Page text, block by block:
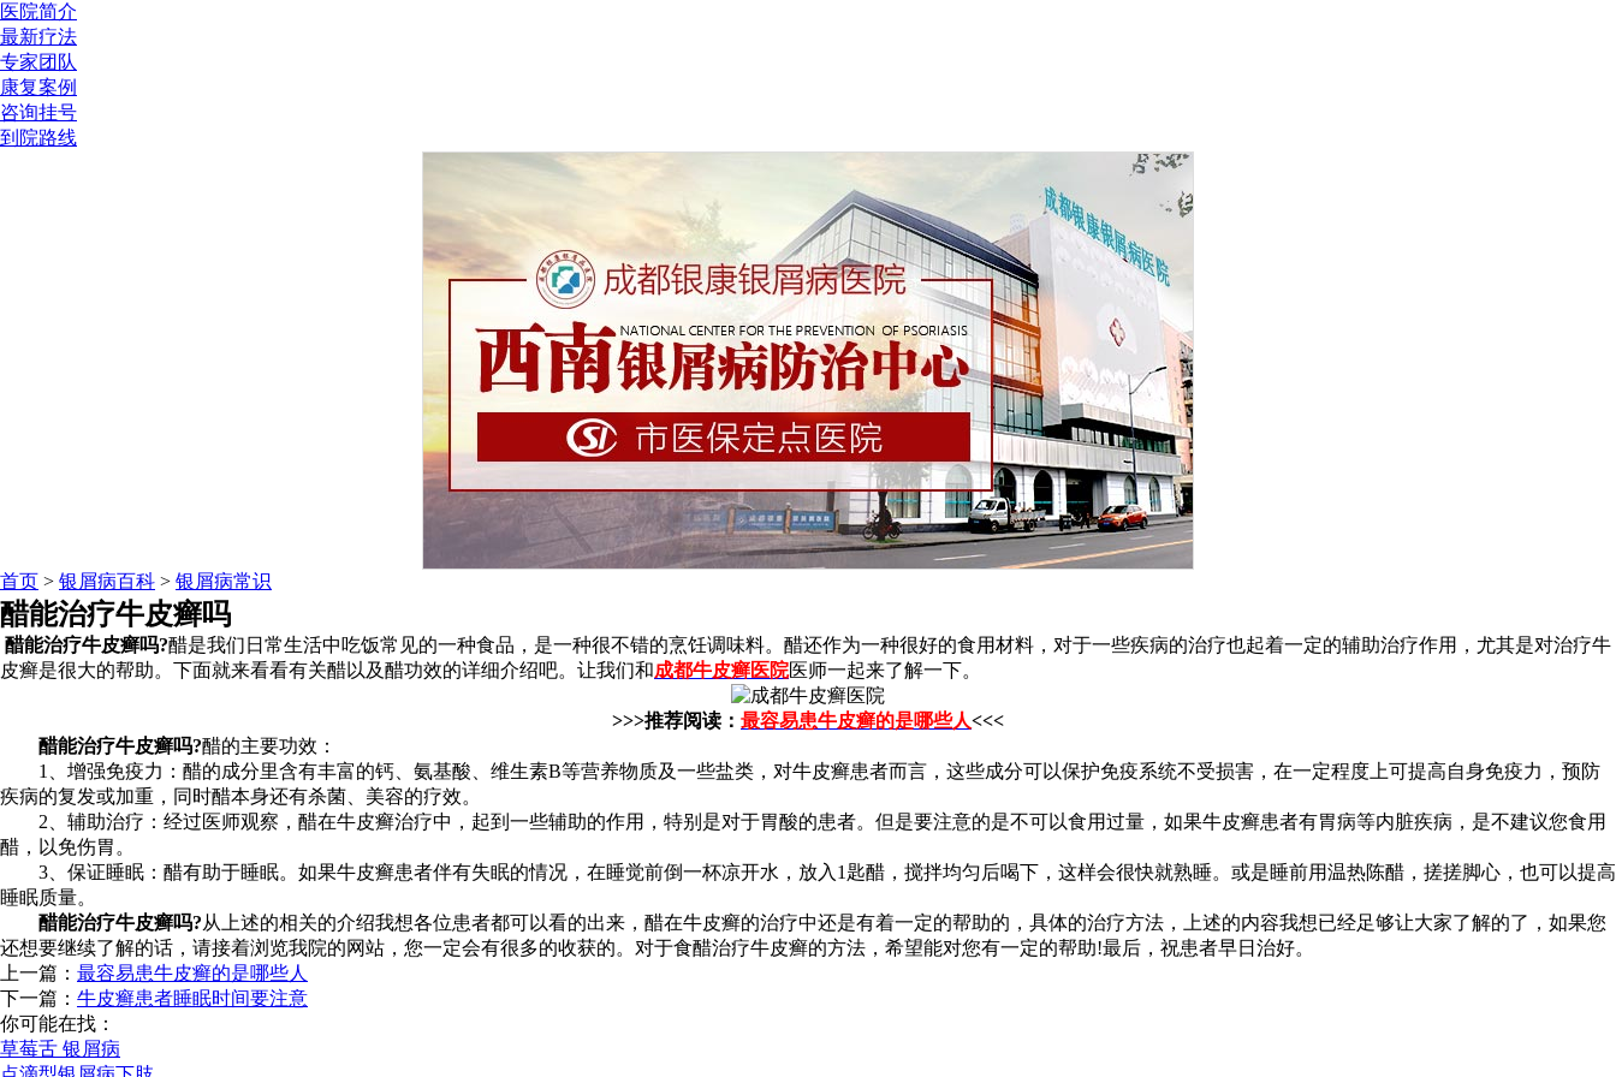
医院简介
最新疗法
专家团队
康复案例
咨询挂号
到院路线
首页 > 银屑病百科 > 银屑病常识
醋能治疗牛皮癣吗
醋能治疗牛皮癣吗?醋是我们日常生活中吃饭常见的一种食品，是一种很不错的烹饪调味料。醋还作为一种很好的食用材料，对于一些疾病的治疗也起着一定的辅助治疗作用，尤其是对治疗牛
皮癣是很大的帮助。下面就来看看有关醋以及醋功效的详细介绍吧。让我们和成都牛皮癣医院医师一起来了解一下。
>>>推荐阅读： 最容易患牛皮癣的是哪些人<<<
醋能治疗牛皮癣吗?醋的主要功效：
1、增强免疫力：醋的成分里含有丰富的钙、氨基酸、维生素B等营养物质及一些盐类，对牛皮癣患者而言，这些成分可以保护免疫系统不受损害，在一定程度上可提高自身免疫力，预防
疾病的复发或加重，同时醋本身还有杀菌、美容的疗效。
2、辅助治疗：经过医师观察，醋在牛皮癣治疗中，起到一些辅助的作用，特别是对于胃酸的患者。但是要注意的是不可以食用过量，如果牛皮癣患者有胃病等内脏疾病，是不建议您食用
醋，以免伤胃。
3、保证睡眠：醋有助于睡眠。如果牛皮癣患者伴有失眠的情况，在睡觉前倒一杯凉开水，放入1匙醋，搅拌均匀后喝下，这样会很快就熟睡。或是睡前用温热陈醋，搓搓脚心，也可以提高
睡眠质量。
醋能治疗牛皮癣吗?从上述的相关的介绍我想各位患者都可以看的出来，醋在牛皮癣的治疗中还是有着一定的帮助的，具体的治疗方法，上述的内容我想已经足够让大家了解的了，如果您
还想要继续了解的话，请接着浏览我院的网站，您一定会有很多的收获的。对于食醋治疗牛皮癣的方法，希望能对您有一定的帮助!最后，祝患者早日治好。
上一篇： 最容易患牛皮癣的是哪些人
下一篇： 牛皮癣患者睡眠时间要注意
你可能在找：
草莓舌 银屑病